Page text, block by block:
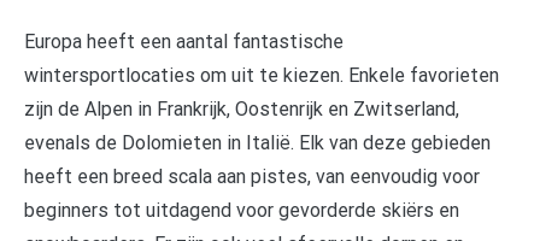
Europa heeft een aantal fantastische
wintersportlocaties om uit te kiezen. Enkele favorieten
zijn de Alpen in Frankrijk, Oostenrijk en Zwitserland,
evenals de Dolomieten in Italië. Elk van deze gebieden
heeft een breed scala aan pistes, van eenvoudig voor
beginners tot uitdagend voor gevorderde skiërs en